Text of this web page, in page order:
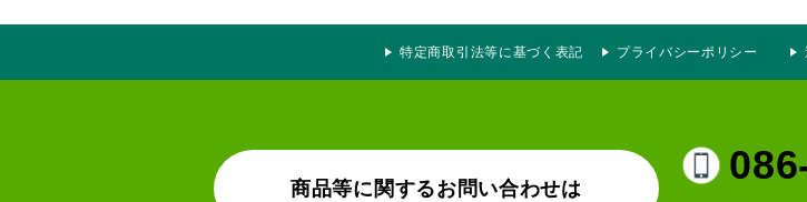
特定商取引法等に基づく表記 プライバシーポリシー
商品等に関するお問い合わせは